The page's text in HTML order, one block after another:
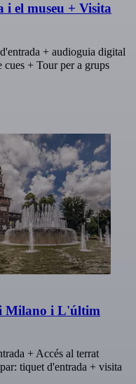
i el museu + Visita
+ audioguia digital
cues + Tour per a grups
Milano i L'últim
+ Accés al terrat
tiquet d'entrada + visita